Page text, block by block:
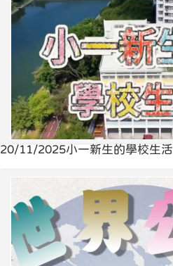
20/11/2025小一新生的學校生活